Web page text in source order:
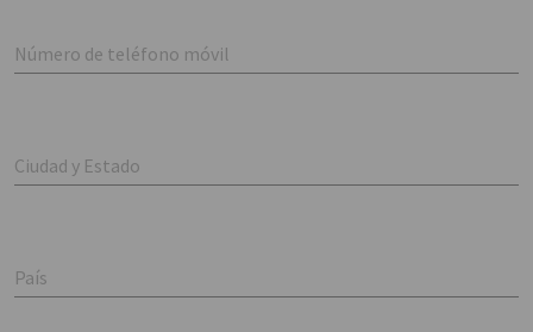
Número de teléfono móvil
Ciudad y Estado
País